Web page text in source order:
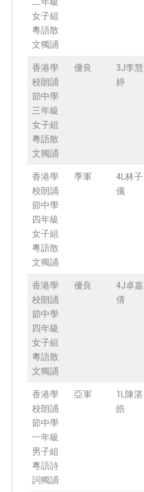
女子組
粵語散
文獨誦
香港學
校朗誦
節中學
三年級
女子組
粵語散
文獨誦
優良
3J李慧
婷
香港學
校朗誦
節中學
四年級
女子組
粵語散
文獨誦
季軍
4L林子
儀
香港學
校朗誦
節中學
四年級
女子組
粵語散
文獨誦
優良
4J卓嘉
倩
香港學
校朗誦
節中學
一年級
男子組
粵語詩
詞獨誦
亞軍
1L陳湛
皓